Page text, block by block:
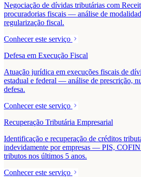
Negociação de dívidas tributárias com
procuradorias fiscais — análise de
regularização fiscal.
Conhecer este serviço
Defesa em Execução Fiscal
Atuação jurídica em execuções fiscais de
estadual e federal — análise de prescrição,
defesa.
Conhecer este serviço
Recuperação Tributária Empresarial
Identificação e recuperação de créditos
indevidamente por empresas — PIS,
tributos nos últimos 5 anos.
Conhecer este serviço